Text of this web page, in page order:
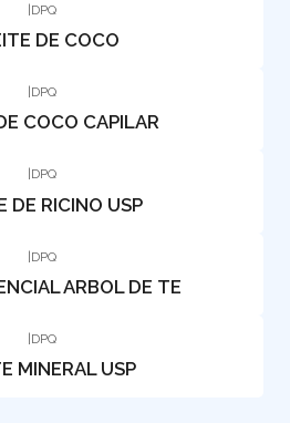
DPQ
DE COCO
DPQ
COCO CAPILAR
DPQ
DE RICINO USP
|DPQ
ARBOL DE TE
|DPQ
MINERAL USP